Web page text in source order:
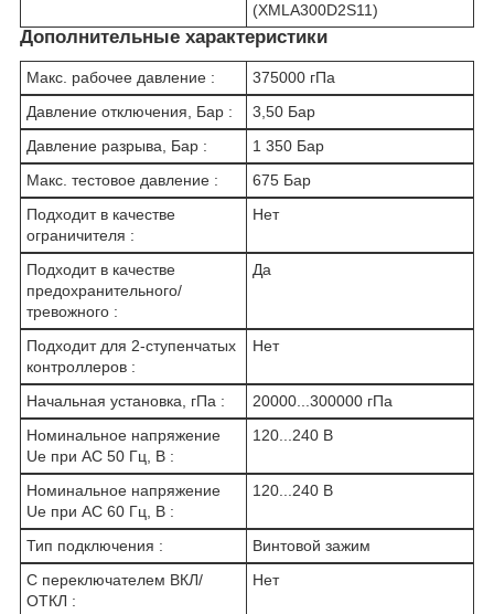
(XMLA300D2S11)
Дополнительные характеристики
Макс. рабочее давление :
375000 гПа
Давление отключения, Бар :
3,50 Бар
Давление разрыва, Бар :
1 350 Бар
Макс. тестовое давление :
675 Бар
Подходит в качестве
ограничителя :
Нет
Подходит в качестве
предохранительного/
тревожного :
Да
Подходит для 2-ступенчатых
контроллеров :
Нет
Начальная установка, гПа :
20000...300000 гПа
Номинальное напряжение
Ue при AC 50 Гц, В :
120...240 В
Номинальное напряжение
Ue при AC 60 Гц, В :
120...240 В
Тип подключения :
Винтовой зажим
С переключателем ВКЛ/
ОТКЛ :
Нет